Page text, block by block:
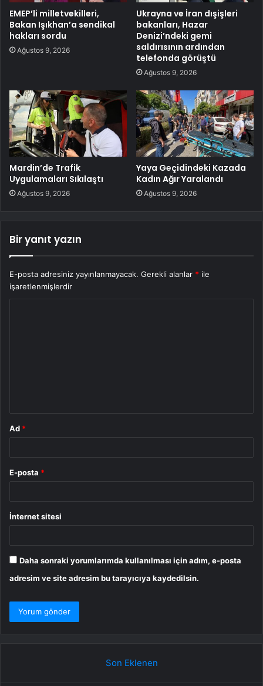
EMEP’li milletvekilleri,
Bakan Işıkhan’a sendikal
hakları sordu
Ağustos 9, 2026
Ukrayna ve İran dışişleri
bakanları, Hazar
Denizi’ndeki gemi
saldırısının ardından
telefonda görüştü
Ağustos 9, 2026
Mardin’de Trafik
Uygulamaları Sıkılaştı
Ağustos 9, 2026
Yaya Geçidindeki Kazada
Kadın Ağır Yaralandı
Ağustos 9, 2026
Bir yanıt yazın
E-posta adresiniz yayınlanmayacak. Gerekli alanlar * ile
işaretlenmişlerdir
Ad *
E-posta *
İnternet sitesi
Daha sonraki yorumlarımda kullanılması için adım, e-posta
adresim ve site adresim bu tarayıcıya kaydedilsin.
Son Eklenen